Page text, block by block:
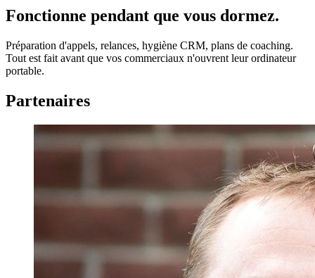
Fonctionne pendant que vous dormez.
Préparation d'appels, relances, hygiène CRM, plans de coaching.
Tout est fait avant que vos commerciaux n'ouvrent leur ordinateur
portable.
Partenaires